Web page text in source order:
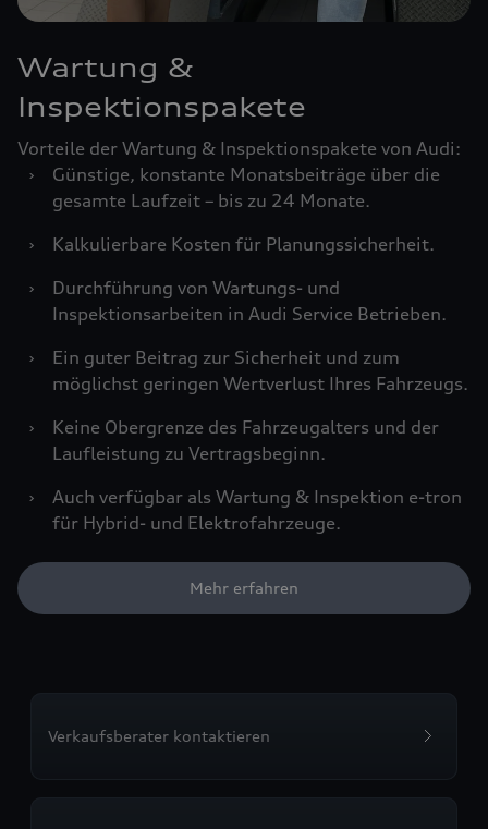
Wartung &
Inspektionspakete
Vorteile der Wartung & Inspektionspakete von Audi:
›
Günstige, konstante Monatsbeiträge über die
gesamte Laufzeit – bis zu 24 Monate.
›
Kalkulierbare Kosten für Planungssicherheit.
›
Durchführung von Wartungs- und
Inspektionsarbeiten in Audi Service Betrieben.
›
Ein guter Beitrag zur Sicherheit und zum
möglichst geringen Wertverlust Ihres Fahrzeugs.
›
Keine Obergrenze des Fahrzeugalters und der
Laufleistung zu Vertragsbeginn.
›
Auch verfügbar als Wartung & Inspektion e-tron
für Hybrid- und Elektrofahrzeuge.
Mehr erfahren
Verkaufsberater kontaktieren